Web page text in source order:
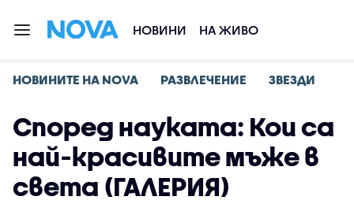
НОВИНИ НА ЖИВО
НОВИНИТЕ НА NOVA РАЗВЛЕЧЕНИЕ ЗВЕЗДИ
Според науката: Кои са
най-красивите мъже в
света (ГАЛЕРИЯ)